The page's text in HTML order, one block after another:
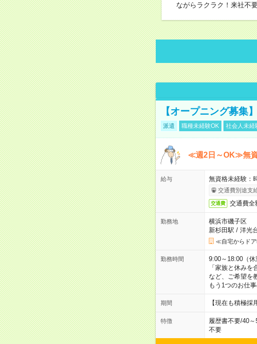
ながらラクラク！来社不
【オープニング募集
派遣 職種未経験OK 社会人未経
≪週2日～OK≫無資
給与 無資格未経験
交通費別途支
交通費 交通費全
勤務地
横浜市磯子区
新杉田駅 / 洋光
≪自宅からドア
勤務時間
9:00～18:00（
「家族と休み
など、ご希望を
もう1つのお仕
期間 【現在も積極
特徴 履歴書不要/40～
不要